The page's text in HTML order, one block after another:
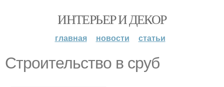
ИНТЕРЬЕР И ДЕКОР
главная новости статьи
Строительство в сруб